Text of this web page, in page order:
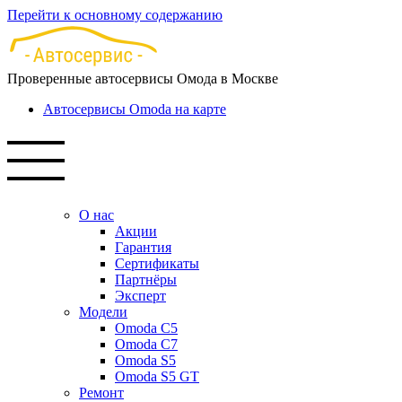
Перейти к основному содержанию
Проверенные автосервисы Омода в Москве
Автосервисы Omoda на карте
О нас
Акции
Гарантия
Сертификаты
Партнёры
Эксперт
Модели
Omoda C5
Omoda C7
Omoda S5
Omoda S5 GT
Ремонт